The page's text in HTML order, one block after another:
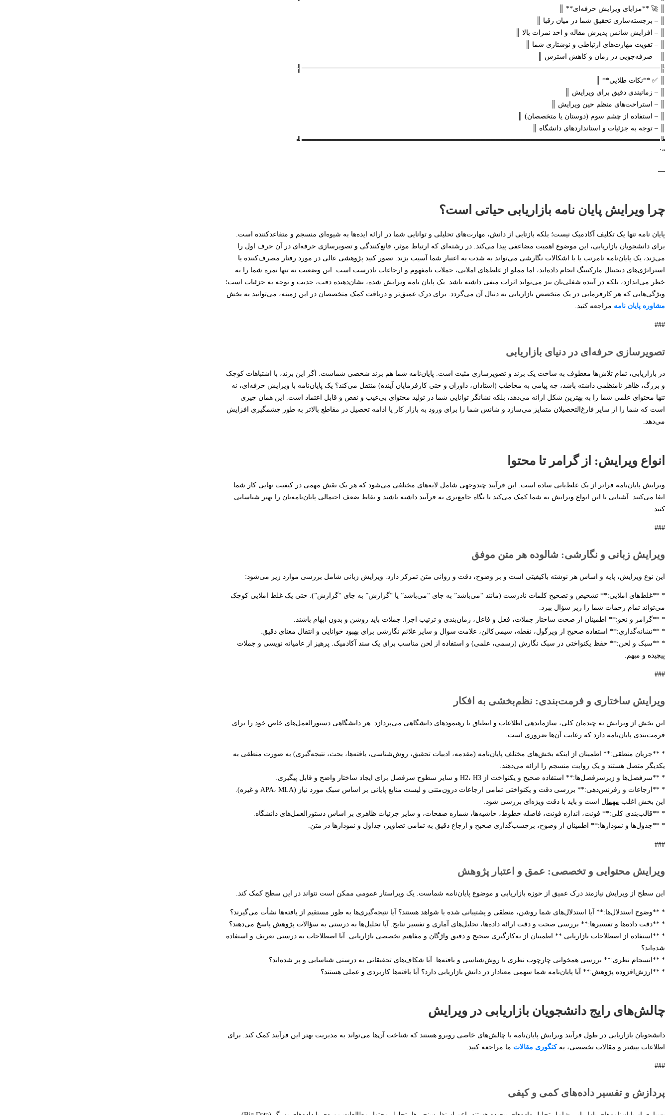
║ 🚀 **مزایای ویرایش حرفه‌ای** ║
║ – برجسته‌سازی تحقیق شما در میان رقبا ║
║ – افزایش شانس پذیرش مقاله و اخذ نمرات بالا ║
║ – تقویت مهارت‌های ارتباطی و نوشتاری شما ║
║ – صرفه‌جویی در زمان و کاهش استرس ║
╠════════════════════════════════════════════════════════════════════════╣
║ ✅ **نکات طلایی** ║
║ – زمانبندی دقیق برای ویرایش ║
║ – استراحت‌های منظم حین ویرایش ║
║ – استفاده از چشم سوم (دوستان یا متخصصان) ║
║ – توجه به جزئیات و استانداردهای دانشگاه ║
╚════════════════════════════════════════════════════════════════════════╝
“`
—
چرا ویرایش پایان نامه بازاریابی حیاتی است؟
پایان نامه تنها یک تکلیف آکادمیک نیست؛ بلکه بازتابی از دانش، مهارت‌های تحلیلی و توانایی شما در ارائه ایده‌ها به شیوه‌ای منسجم و متقاعدکننده است.
برای دانشجویان بازاریابی، این موضوع اهمیت مضاعفی پیدا می‌کند. در رشته‌ای که ارتباط موثر، قانع‌کنندگی و تصویرسازی حرفه‌ای در آن حرف اول را
می‌زند، یک پایان‌نامه نامرتب یا با اشکالات نگارشی می‌تواند به شدت به اعتبار شما آسیب بزند. تصور کنید پژوهشی عالی در مورد رفتار مصرف‌کننده یا
استراتژی‌های دیجیتال مارکتینگ انجام داده‌اید، اما مملو از غلط‌های املایی، جملات نامفهوم و ارجاعات نادرست است. این وضعیت نه تنها نمره شما را به
خطر می‌اندازد، بلکه در آینده شغلی‌تان نیز می‌تواند اثرات منفی داشته باشد. یک پایان نامه ویرایش شده، نشان‌دهنده دقت، جدیت و توجه به جزئیات است؛
ویژگی‌هایی که هر کارفرمایی در یک متخصص بازاریابی به دنبال آن می‌گردد. برای درک عمیق‌تر و دریافت کمک متخصصان در این زمینه، می‌توانید به بخش
مشاوره پایان نامه مراجعه کنید.
###
تصویرسازی حرفه‌ای در دنیای بازاریابی
در بازاریابی، تمام تلاش‌ها معطوف به ساخت یک برند و تصویرسازی مثبت است. پایان‌نامه شما هم برند شخصی شماست. اگر این برند، با اشتباهات کوچک
و بزرگ، ظاهر نامنظمی داشته باشد، چه پیامی به مخاطب (استادان، داوران و حتی کارفرمایان آینده) منتقل می‌کند؟ یک پایان‌نامه با ویرایش حرفه‌ای، نه
تنها محتوای علمی شما را به بهترین شکل ارائه می‌دهد، بلکه نشانگر توانایی شما در تولید محتوای بی‌عیب و نقص و قابل اعتماد است. این همان چیزی
است که شما را از سایر فارغ‌التحصیلان متمایز می‌سازد و شانس شما را برای ورود به بازار کار یا ادامه تحصیل در مقاطع بالاتر به طور چشمگیری افزایش
می‌دهد.
انواع ویرایش: از گرامر تا محتوا
ویرایش پایان‌نامه فراتر از یک غلط‌یابی ساده است. این فرآیند چندوجهی شامل لایه‌های مختلفی می‌شود که هر یک نقش مهمی در کیفیت نهایی کار شما
ایفا می‌کنند. آشنایی با این انواع ویرایش به شما کمک می‌کند تا نگاه جامع‌تری به فرآیند داشته باشید و نقاط ضعف احتمالی پایان‌نامه‌تان را بهتر شناسایی
کنید.
###
ویرایش زبانی و نگارشی: شالوده هر متن موفق
این نوع ویرایش، پایه و اساس هر نوشته باکیفیتی است و بر وضوح، دقت و روانی متن تمرکز دارد. ویرایش زبانی شامل بررسی موارد زیر می‌شود:
* **غلط‌های املایی:** تشخیص و تصحیح کلمات نادرست (مانند “می‌باشد” به جای “می‌باشد” یا “گزارش” به جای “گزارش”). حتی یک غلط املایی کوچک
می‌تواند تمام زحمات شما را زیر سؤال ببرد.
* **گرامر و نحو:** اطمینان از صحت ساختار جملات، فعل و فاعل، زمان‌بندی و ترتیب اجزا. جملات باید روشن و بدون ابهام باشند.
* **نشانه‌گذاری:** استفاده صحیح از ویرگول، نقطه، سیمی‌کالن، علامت سوال و سایر علائم نگارشی برای بهبود خوانایی و انتقال معنای دقیق.
* **سبک و لحن:** حفظ یکنواختی در سبک نگارش (رسمی، علمی) و استفاده از لحن مناسب برای یک سند آکادمیک. پرهیز از عامیانه نویسی و جملات
پیچیده و مبهم.
###
ویرایش ساختاری و فرمت‌بندی: نظم‌بخشی به افکار
این بخش از ویرایش به چیدمان کلی، سازماندهی اطلاعات و انطباق با رهنمودهای دانشگاهی می‌پردازد. هر دانشگاهی دستورالعمل‌های خاص خود را برای
فرمت‌بندی پایان‌نامه دارد که رعایت آن‌ها ضروری است.
* **جریان منطقی:** اطمینان از اینکه بخش‌های مختلف پایان‌نامه (مقدمه، ادبیات تحقیق، روش‌شناسی، یافته‌ها، بحث، نتیجه‌گیری) به صورت منطقی به
یکدیگر متصل هستند و یک روایت منسجم را ارائه می‌دهند.
* **سرفصل‌ها و زیرسرفصل‌ها:** استفاده صحیح و یکنواخت از H2، H3 و سایر سطوح سرفصل برای ایجاد ساختار واضح و قابل پیگیری.
* **ارجاعات و رفرنس‌دهی:** بررسی دقت و یکنواختی تمامی ارجاعات درون‌متنی و لیست منابع پایانی بر اساس سبک مورد نیاز (APA، MLA و غیره).
این بخش اغلب مهمال است و باید با دقت ویژه‌ای بررسی شود.
* **قالب‌بندی کلی:** فونت، اندازه فونت، فاصله خطوط، حاشیه‌ها، شماره صفحات، و سایر جزئیات ظاهری بر اساس دستورالعمل‌های دانشگاه.
* **جدول‌ها و نمودارها:** اطمینان از وضوح، برچسب‌گذاری صحیح و ارجاع دقیق به تمامی تصاویر، جداول و نمودارها در متن.
###
ویرایش محتوایی و تخصصی: عمق و اعتبار پژوهش
این سطح از ویرایش نیازمند درک عمیق از حوزه بازاریابی و موضوع پایان‌نامه شماست. یک ویراستار عمومی ممکن است نتواند در این سطح کمک کند.
* **وضوح استدلال‌ها:** آیا استدلال‌های شما روشن، منطقی و پشتیبانی شده با شواهد هستند؟ آیا نتیجه‌گیری‌ها به طور مستقیم از یافته‌ها نشأت می‌گیرند؟
* **دقت داده‌ها و تفسیرها:** بررسی صحت و دقت ارائه داده‌ها، تحلیل‌های آماری و تفسیر نتایج. آیا تحلیل‌ها به درستی به سؤالات پژوهش پاسخ می‌دهند؟
* **استفاده از اصطلاحات بازاریابی:** اطمینان از به‌کارگیری صحیح و دقیق واژگان و مفاهیم تخصصی بازاریابی. آیا اصطلاحات به درستی تعریف و استفاده
شده‌اند؟
* **انسجام نظری:** بررسی همخوانی چارچوب نظری با روش‌شناسی و یافته‌ها. آیا شکاف‌های تحقیقاتی به درستی شناسایی و پر شده‌اند؟
* **ارزش‌افزوده پژوهش:** آیا پایان‌نامه شما سهمی معنادار در دانش بازاریابی دارد؟ آیا یافته‌ها کاربردی و عملی هستند؟
چالش‌های رایج دانشجویان بازاریابی در ویرایش
دانشجویان بازاریابی در طول فرآیند ویرایش پایان‌نامه با چالش‌های خاصی روبرو هستند که شناخت آن‌ها می‌تواند به مدیریت بهتر این فرآیند کمک کند. برای
اطلاعات بیشتر و مقالات تخصصی، بهکتگوری مقالات ما مراجعه کنید.
###
پردازش و تفسیر داده‌های کمی و کیفی